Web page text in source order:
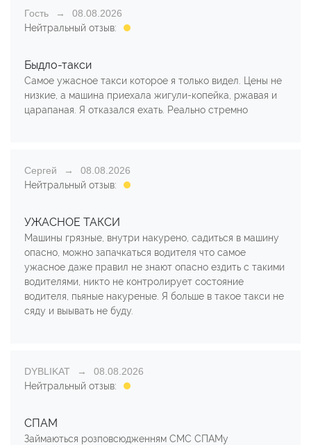
Гость
08.08.2026
Нейтральный отзыв:
Быдло-такси
Самое ужасное такси которое я только видел. Цены не
низкие, а машина приехала жигули-копейка, ржавая и
царапаная. Я отказался ехать. Реально стремно
Сергей
08.08.2026
Нейтральный отзыв:
УЖАСНОЕ ТАКСИ
Машины грязные, внутри накурено, садиться в машину
опасно, можно запачкаться водителя что самое
ужасное даже правил не знают опасно ездить с такими
водителями, никто не контролирует состояние
водителя, пьяные накуреные. Я больше в такое такси не
сяду и выывать не буду.
DYBLIKAT
08.08.2026
Нейтральный отзыв:
СПАМ
Займаються розповсюдженням СМС СПАМу